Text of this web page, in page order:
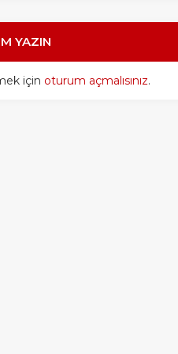
YAZIN
için oturum açmalısınız.